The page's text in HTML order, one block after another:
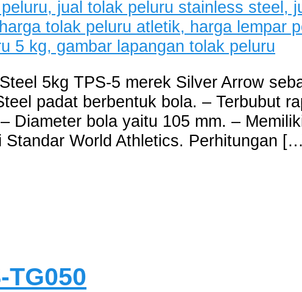
5kg TPS-5 merek Silver Arrow
padat berbentuk bola. – Terbubut
Diameter bola yaitu 105 mm. –
Standar World Athletics. Perhitungan
TG050